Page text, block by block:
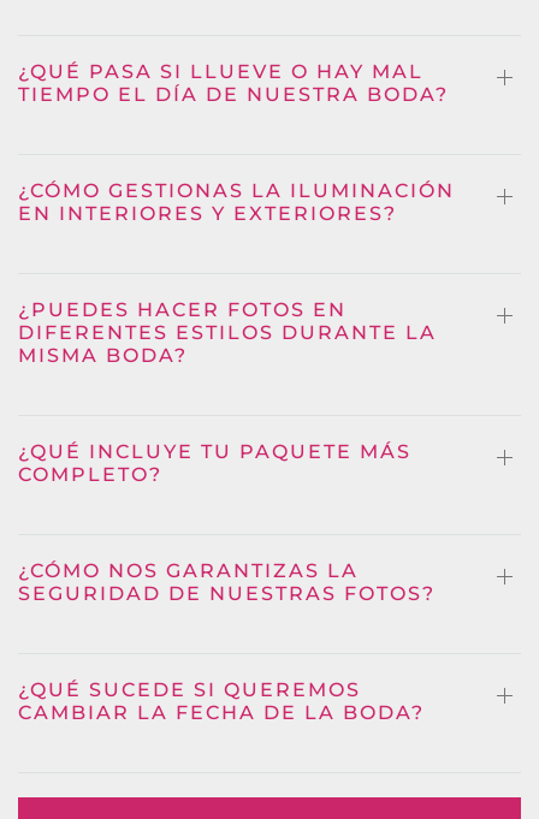
¿QUÉ PASA SI LLUEVE O HAY MAL
TIEMPO EL DÍA DE NUESTRA BODA?
¿CÓMO GESTIONAS LA ILUMINACIÓN
EN INTERIORES Y EXTERIORES?
¿PUEDES HACER FOTOS EN
DIFERENTES ESTILOS DURANTE LA
MISMA BODA?
¿QUÉ INCLUYE TU PAQUETE MÁS
COMPLETO?
¿CÓMO NOS GARANTIZAS LA
SEGURIDAD DE NUESTRAS FOTOS?
¿QUÉ SUCEDE SI QUEREMOS
CAMBIAR LA FECHA DE LA BODA?